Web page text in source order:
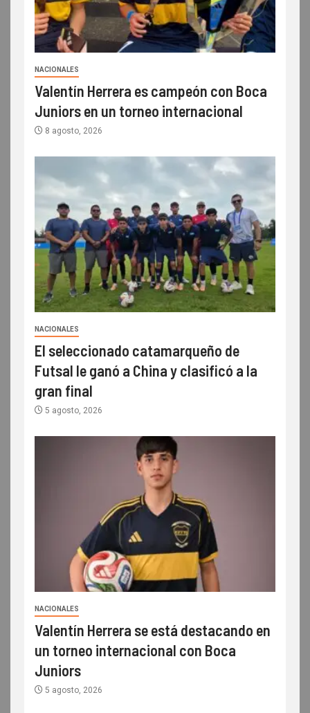
NACIONALES
Valentín Herrera es campeón con Boca
Juniors en un torneo internacional
8 agosto, 2026
NACIONALES
El seleccionado catamarqueño de
Futsal le ganó a China y clasificó a la
gran final
5 agosto, 2026
NACIONALES
Valentín Herrera se está destacando en
un torneo internacional con Boca
Juniors
5 agosto, 2026